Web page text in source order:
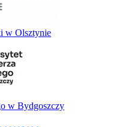
w Olsztynie
w Bydgoszczy